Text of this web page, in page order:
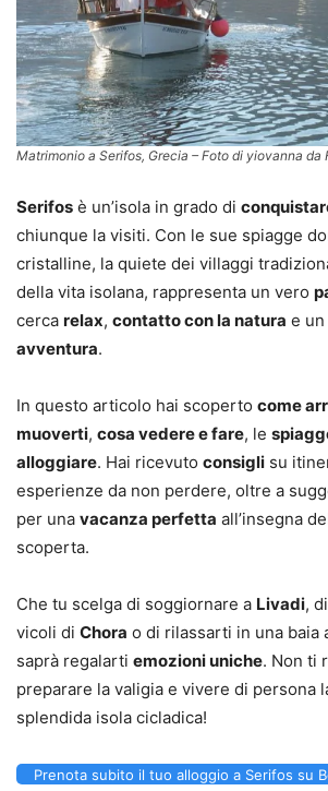
Matrimonio a Serifos, Grecia – Foto di yiovanna da
Serifos è un’isola in grado di
chiunque la visiti. Con le sue spiagge
cristalline, la quiete dei villaggi
della vita isolana, rappresenta un vero
cerca relax, contatto con la natura e
avventura.
In questo articolo hai scoperto come
muoverti, cosa vedere e fare, le
alloggiare. Hai ricevuto consigli su
esperienze da non perdere, oltre a
per una vacanza perfetta all’insegna
scoperta.
Che tu scelga di soggiornare a Livadi,
vicoli di Chora o di rilassarti in una baia
saprà regalarti emozioni uniche. Non ti
preparare la valigia e vivere di persona
splendida isola cicladica!
Prenota subito il tuo alloggio a Serifos su